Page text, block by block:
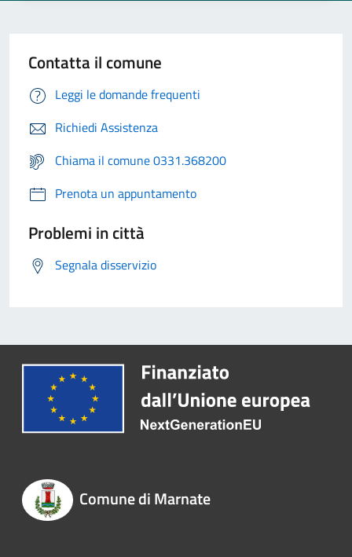
Contatta il comune
Leggi le domande frequenti
Richiedi Assistenza
Chiama il comune 0331.368200
Prenota un appuntamento
Problemi in città
Segnala disservizio
Comune di Marnate